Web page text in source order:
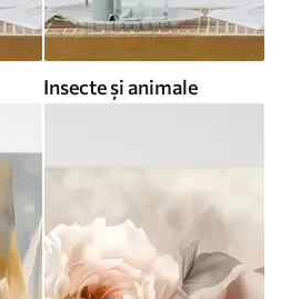
Insecte și animale